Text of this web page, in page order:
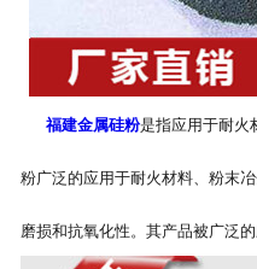
福建金属硅粉是指应用于耐火
粉广泛的应用于耐火材料、粉末
磨损和抗氧化性。其产品被广泛